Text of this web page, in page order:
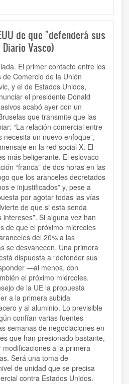
de que "defenderá sus
Vasco)
El primer contacto entre los
Comercio de la Unión
y el de Estados Unidos,
el presidente Donald
acabó ayer con un
que transmite que las
“La relación comercial entre
necesita un nuevo enfoque”,
en la red social X. El
más beligerante. El eslovaco
“franca” de dos horas en las
que los aranceles decretados
e injustificados” y, pese a
por agotar todas las vías
de que si esta senda
Si alguna vez han
de que el próximo miércoles
del 20% a las
se desvanecen. Una primera
dispuesta a “defender sus
—al menos, con
el próximo miércoles.
de la UE la propuesta
a la primera subida
y al aluminio. Lo previsible
confían varias fuentes
semanas de negociaciones en
que han presionado bastante,
a la primera
Será una toma de
de unidad que se precisa
contra Estados Unidos.